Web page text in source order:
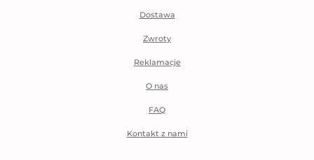
Dostawa
Zwroty
Reklamacje
O nas
FAQ
Kontakt z nami